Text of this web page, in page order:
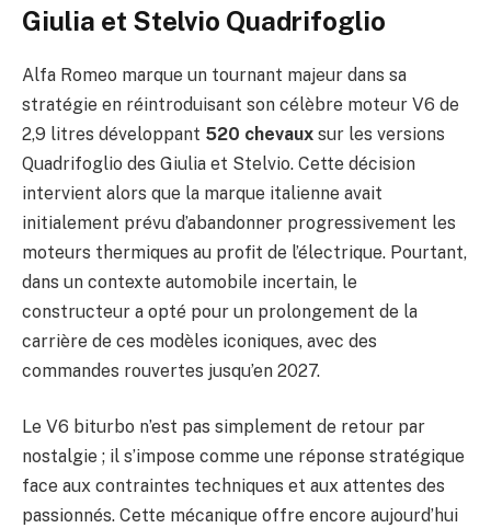
Giulia et Stelvio Quadrifoglio
Alfa Romeo marque un tournant majeur dans sa
stratégie en réintroduisant son célèbre moteur V6 de
2,9 litres développant 520 chevaux sur les versions
Quadrifoglio des Giulia et Stelvio. Cette décision
intervient alors que la marque italienne avait
initialement prévu d’abandonner progressivement les
moteurs thermiques au profit de l’électrique. Pourtant,
dans un contexte automobile incertain, le
constructeur a opté pour un prolongement de la
carrière de ces modèles iconiques, avec des
commandes rouvertes jusqu’en 2027.
Le V6 biturbo n’est pas simplement de retour par
nostalgie ; il s’impose comme une réponse stratégique
face aux contraintes techniques et aux attentes des
passionnés. Cette mécanique offre encore aujourd’hui